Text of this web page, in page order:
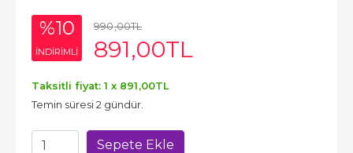
%10
INDIRIMLI
990,00TL
891,00TL
Taksitli fiyat: 1 x 891 ,00TL
Temin süresi 2 gündür.
Sepete Ekle